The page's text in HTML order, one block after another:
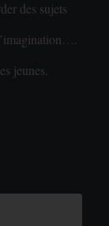
des sujets
jeunes.